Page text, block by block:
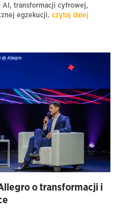
AI, transformacji cyfrowej,
egzekucji. czytaj dalej
o transformacji i